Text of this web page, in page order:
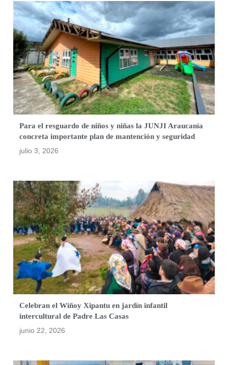
Para el resguardo de niños y niñas la JUNJI Araucanía
concreta importante plan de mantención y seguridad
julio 3, 2026
Celebran el Wiñoy Xipantu en jardín infantil
intercultural de Padre Las Casas
junio 22, 2026